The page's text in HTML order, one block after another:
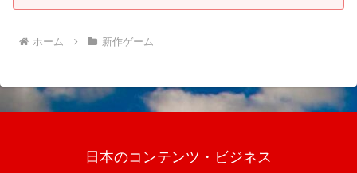
ホーム 新作ゲーム
日本のコンテンツ・ビジネス